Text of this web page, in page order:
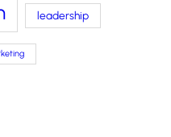
leadership